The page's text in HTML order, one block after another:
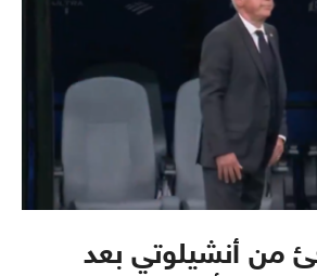
من أنشيلوتي بعد